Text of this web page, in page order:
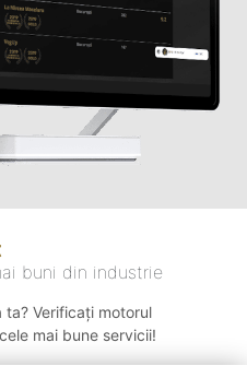
buni din industrie
ta? Verificați motorul
mai bune servicii!